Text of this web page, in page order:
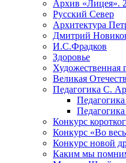
Архив «Лицея».
Русский Север
Архитектура
Дмитрий
И.С.Фрадков
Здоровье
Художественная
Великая
Педагогика С.
Конкурс
Конкурс «Во
Конкурс новой
Каким мы